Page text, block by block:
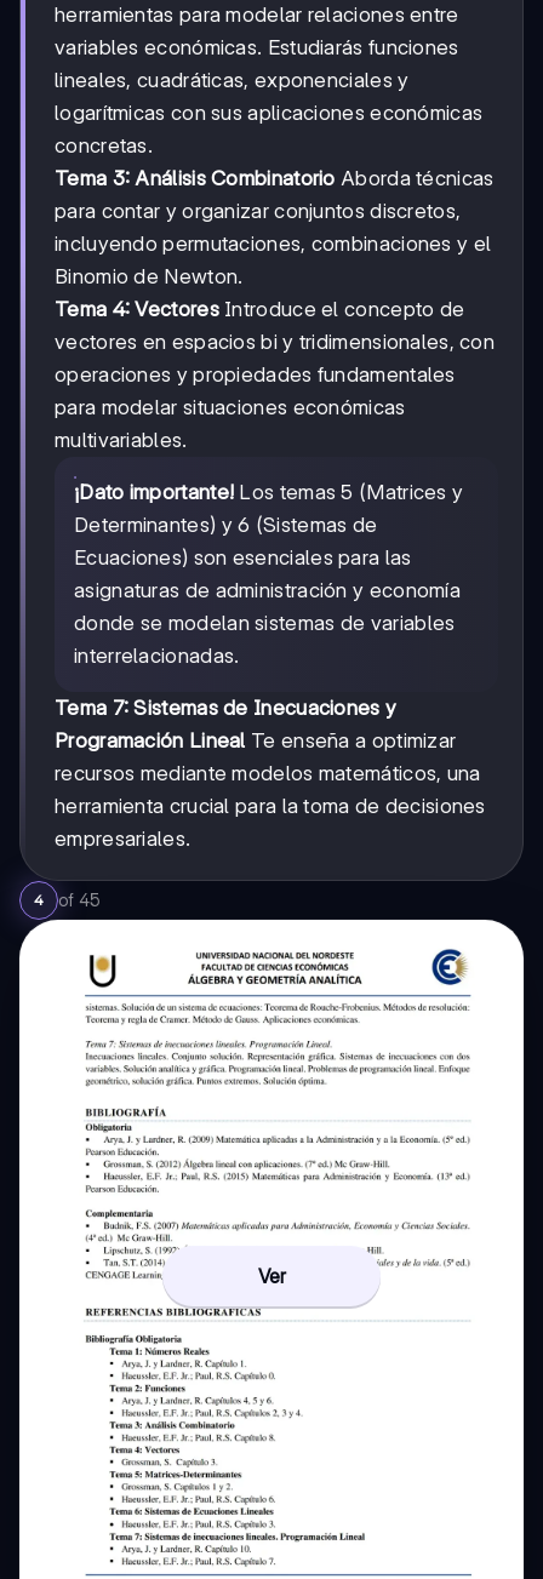
herramientas para modelar relaciones entre
variables económicas. Estudiarás funciones
lineales, cuadráticas, exponenciales y
logarítmicas con sus aplicaciones económicas
concretas.
Tema 3: Análisis Combinatorio Aborda técnicas
para contar y organizar conjuntos discretos,
incluyendo permutaciones, combinaciones y el
Binomio de Newton.
Tema 4: VectoresIntroduce el concepto de
vectores en espacios bi y tridimensionales, con
operaciones y propiedades fundamentales
para modelar situaciones económicas
multivariables.
¡Dato importante! Los temas 5 (Matrices y
Determinantes) y 6 (Sistemas de
Ecuaciones) son esenciales para las
asignaturas de administración y economía
donde se modelan sistemas de variables
interrelacionadas.
Tema 7: Sistemas de Inecuaciones y
Programación Lineal Te enseña a optimizar
recursos mediante modelos matemáticos, una
herramienta crucial para la toma de decisiones
empresariales.
4 of 45
Ver